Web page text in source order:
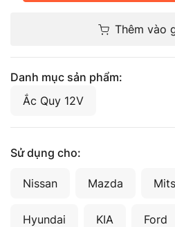
Thêm vào
Danh mục sản phẩm:
Ắc Quy 12V
Sử dụng cho:
Nissan Mazda
Hyundai KIA Ford